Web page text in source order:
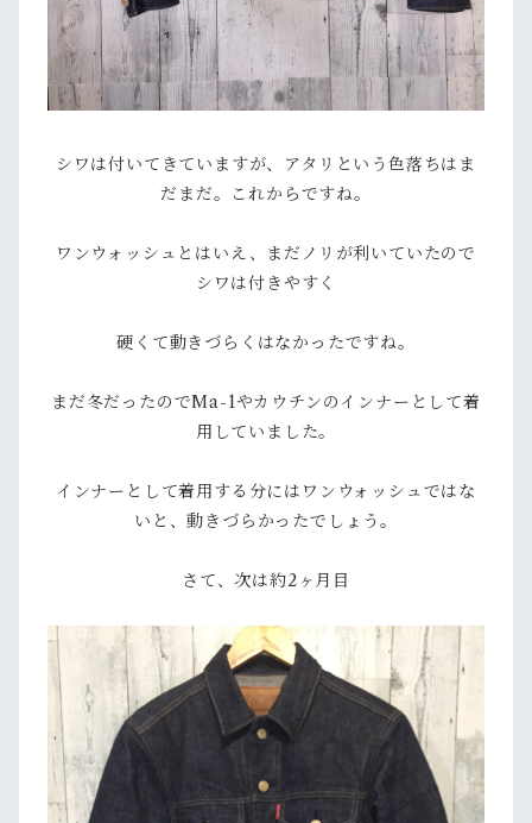
シワは付いてきていますが、アタリという色落ちはま
だまだ。これからですね。
ワンウォッシュとはいえ、まだノリが利いていたので
シワは付きやすく
硬くて動きづらくはなかったですね。
まだ冬だったのでMa-1やカウチンのインナーとして着
用していました。
インナーとして着用する分にはワンウォッシュではな
いと、動きづらかったでしょう。
さて、次は約2ヶ月目